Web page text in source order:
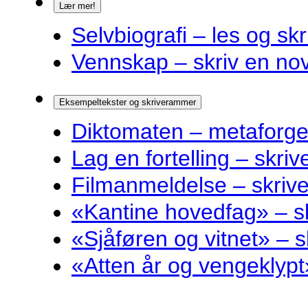
Lær mer!
Selvbiografi – les og
Vennskap – skriv en
Eksempeltekster og skriverammer
Diktomaten –
Lag en fortelling –
Filmanmeldelse –
«Kantine hovedfag» –
«Sjåføren og vitnet» –
«Atten år og